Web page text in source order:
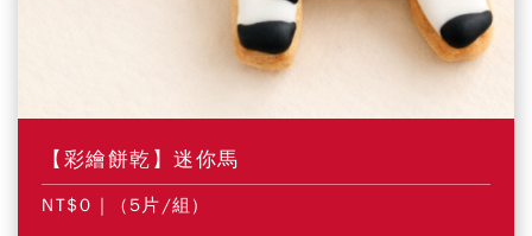
【彩繪餅乾】迷你馬
NT$0 | (5片/組)